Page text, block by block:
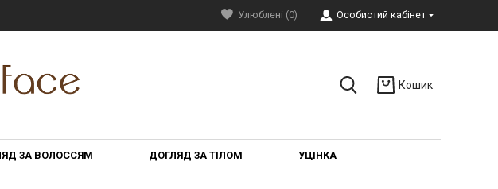
Улюблені (0) Особистий кабінет
Кошик
ЗА ВОЛОССЯМ ДОГЛЯД ЗА ТІЛОМ УЦІНКА